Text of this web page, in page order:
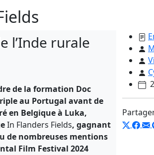
l’Inde rurale
de la formation Doc
au Portugal avant de
en Belgique à Luka,
In Flanders Fields, gagnant
de nombreuses mentions
Film Festival 2024